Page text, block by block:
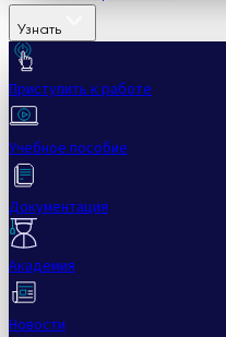
Узнать
Приступить к работе
Учебное пособие
Документация
Академия
Новости